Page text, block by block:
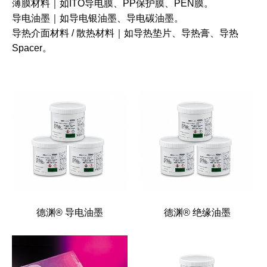
薄膜材料 ｜如ITO导电膜、PP保护膜、PEN膜。
导电油墨 ｜如导电银油墨、导电碳油墨。
导热介面材料 / 散热材料 ｜如导热垫片、导热膏、导热
Spacer。
德渊® 导电油墨 德渊® 绝缘油墨